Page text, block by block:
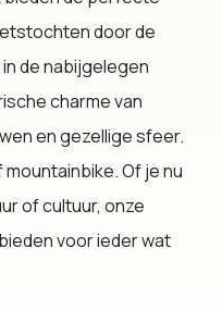
door de
de nabijgelegen
charme van
en gezellige sfeer.
Of je nu
of cultuur, onze
voor ieder wat